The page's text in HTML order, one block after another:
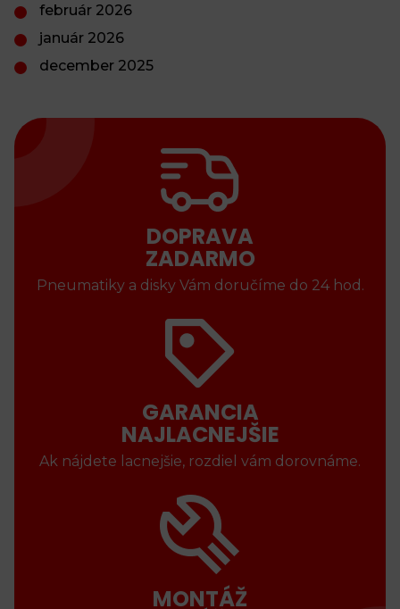
február 2026
január 2026
december 2025
DOPRAVA
ZADARMO
Pneumatiky a disky Vám doručíme do 24 hod.
GARANCIA
NAJLACNEJŠIE
Ak nájdete lacnejšie, rozdiel vám dorovnáme.
MONTÁŽ